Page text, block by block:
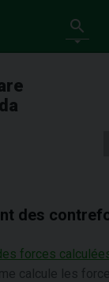
des
forces
calcule les